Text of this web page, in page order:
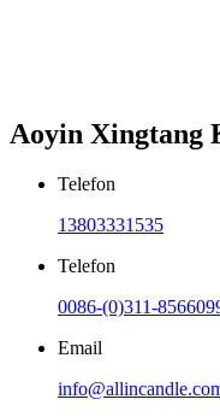
Aoyin Xingtang
Telefon
13803331535
Telefon
0086-(0)311-
Email